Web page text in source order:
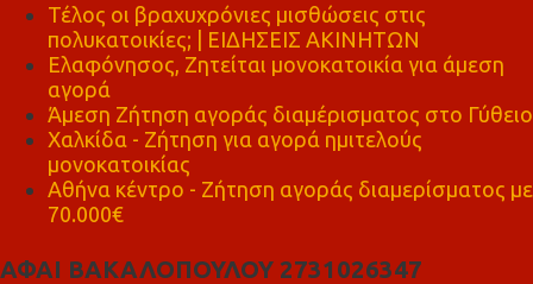
Τέλος οι βραχυχρόνιες μισθώσεις στις
πολυκατοικίες; | ΕΙΔΗΣΕΙΣ ΑΚΙΝΗΤΩΝ
Ελαφόνησος, Ζητείται μονοκατοικία για άμεση
αγορά
Άμεση Ζήτηση αγοράς διαμέρισματος στο Γύθειο
Χαλκίδα - Ζήτηση για αγορά ημιτελούς
μονοκατοικίας
Αθήνα κέντρο - Ζήτηση αγοράς διαμερίσματος με
70.000€
ΑΦΑΙ ΒΑΚΑΛΟΠΟΥΛΟΥ 2731026347